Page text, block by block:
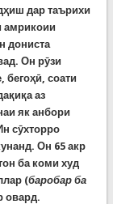
дар таърихи
амрикоии
дониста
Он рӯзи
бегоҳӣ, соати
аз
як анбори
сӯхторро
Он 65 акр
ба коми худ
(баробар ба
овард.